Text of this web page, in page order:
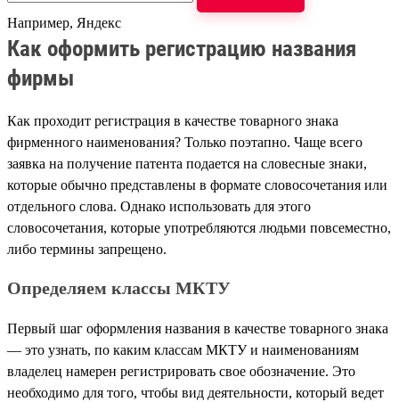
Например, Яндекс
Как оформить регистрацию названия
фирмы
Как проходит регистрация в качестве товарного знака
фирменного наименования? Только поэтапно. Чаще всего
заявка на получение патента подается на словесные знаки,
которые обычно представлены в формате словосочетания или
отдельного слова. Однако использовать для этого
словосочетания, которые употребляются людьми повсеместно,
либо термины запрещено.
Определяем классы МКТУ
Первый шаг оформления названия в качестве товарного знака
— это узнать, по каким классам МКТУ и наименованиям
владелец намерен регистрировать свое обозначение. Это
необходимо для того, чтобы вид деятельности, который ведет